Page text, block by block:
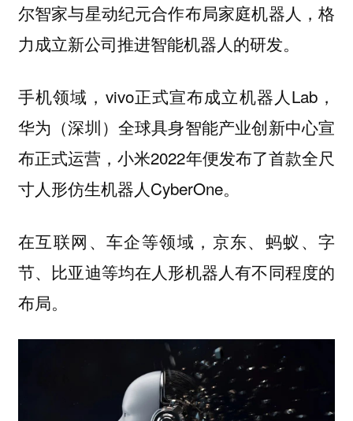
尔智家与星动纪元合作布局家庭机器人，格
力成立新公司推进智能机器人的研发。
手机领域，vivo正式宣布成立机器人Lab，
华为（深圳）全球具身智能产业创新中心宣
布正式运营，小米2022年便发布了首款全尺
寸人形仿生机器人CyberOne。
在互联网、车企等领域，京东、蚂蚁、字
节、比亚迪等均在人形机器人有不同程度的
布局。